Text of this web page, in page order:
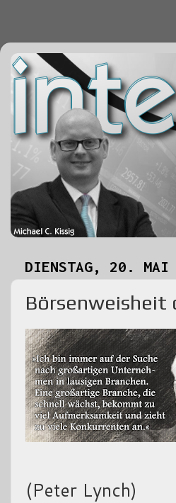
DIENSTAG, 20. MAI
Börsenweisheit
(Peter Lynch)